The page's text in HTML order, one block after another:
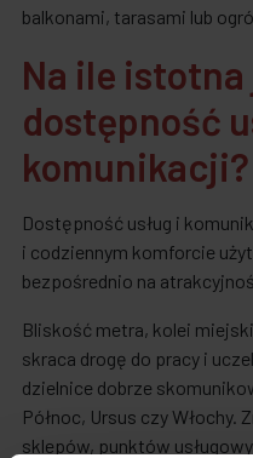
balkonami, tarasami lub
Na ile
dostępność
komunikacji?
Dostępność usług i
i codziennym komforcie
bezpośrednio na
Bliskość metra, kolei
skraca drogę do pracy i
dzielnice dobrze
Północ, Ursus czy
sklepów, punktów